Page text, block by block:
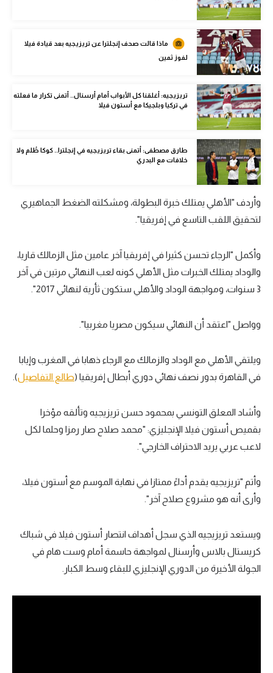
ركن الألعاب
أقسام خاصة
Gamers
ميركاتو
تحقيق في الجول
تقرير في الجول
تحليل في الجول
كويز في الجول
ماذا قالت صحف إنجلترا عن تريزيجيه بعد قيادة فيلا
لفوز ثمين
تريزيجيه: أغلقنا كل الأبواب أمام أرسنال.. أتمنى تكرار ما فعلته
في تركيا وبلجيكا مع أستون فيلا
طارق مصطفى: أتمنى بقاء تريزيجيه في إنجلترا.. كوكا ظُلم ولا
خلافات مع البدري
وأردف "الأهلي يمتلك خبرة البطولة، ومشكلته الضغط الجماهيري
لتحقيق اللقب التاسع في إفريقيا".
وأكمل "الرجاء تحسن كثيرا في إفريقيا آخر عامين مثل الزمالك قاريا،
والوداد يمتلك الخبرات مثل الأهلي كونه لعب النهائي مرتين في آخر
3 سنوات، ومواجهة الوداد والأهلي ستكون ثأرية لنهائي 2017".
وواصل "اعتقد أن النهائي سيكون مصريا مغربيا".
ويلتقي الأهلي مع الوداد والزمالك مع الرجاء ذهابا في المغرب وإيابا
في القاهرة بدور نصف نهائي دوري أبطال إفريقيا (طالع التفاصيل).
وأشاد المعلق التونسي بمحمود حسن تريزيجيه وتألقه مؤخرا
بقميص أستون فيلا الإنجليزي: "محمد صلاح صار رمزا وحلما لكل
لاعب عربي يريد الاحتراف الخارجي".
وأتم "تريزيجيه يقدم أداءً ممتازا في نهاية الموسم مع أستون فيلا،
وأرى أنه هو مشروع صلاح آخر".
ويستعد تريزيجيه الذي سجل أهداف انتصار أستون فيلا في شباك
كريستال بالاس وأرسنال لمواجهة حاسمة أمام وست هام في
الجولة الأخيرة من الدوري الإنجليزي للبقاء وسط الكبار.